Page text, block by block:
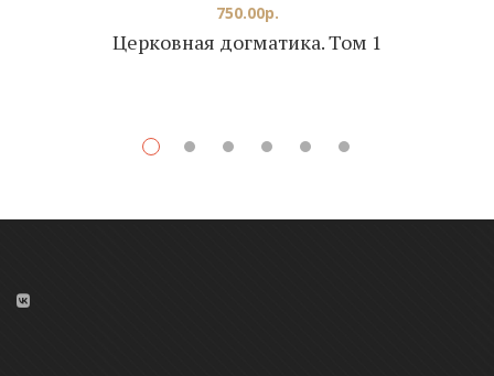
Церковная догматика. Том 1
750.00р.